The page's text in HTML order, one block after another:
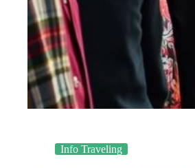
Info Traveling